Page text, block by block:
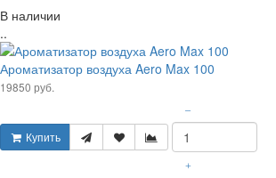
В наличии
..
Ароматизатор воздуха Aero Max 100
19850 руб.
Купить
–
+